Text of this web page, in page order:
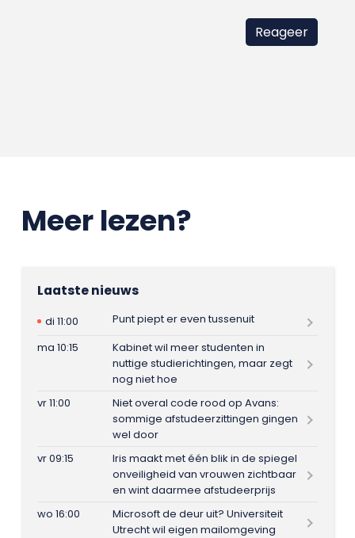
Meer lezen?
Laatste nieuws
di 11:00
Punt piept er even tussenuit
ma 10:15
Kabinet wil meer studenten in
nuttige studierichtingen, maar zegt
nog niet hoe
vr 11:00
Niet overal code rood op Avans:
sommige afstudeerzittingen gingen
wel door
vr 09:15
Iris maakt met één blik in de spiegel
onveiligheid van vrouwen zichtbaar
en wint daarmee afstudeerprijs
wo 16:00
Microsoft de deur uit? Universiteit
Utrecht wil eigen mailomgeving